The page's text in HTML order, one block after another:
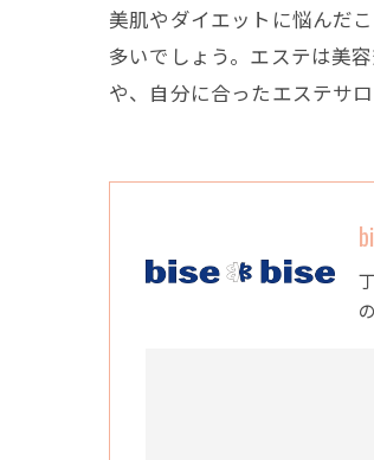
美肌やダイエットに悩んだ
多いでしょう。エステは美
や、自分に合ったエステサ